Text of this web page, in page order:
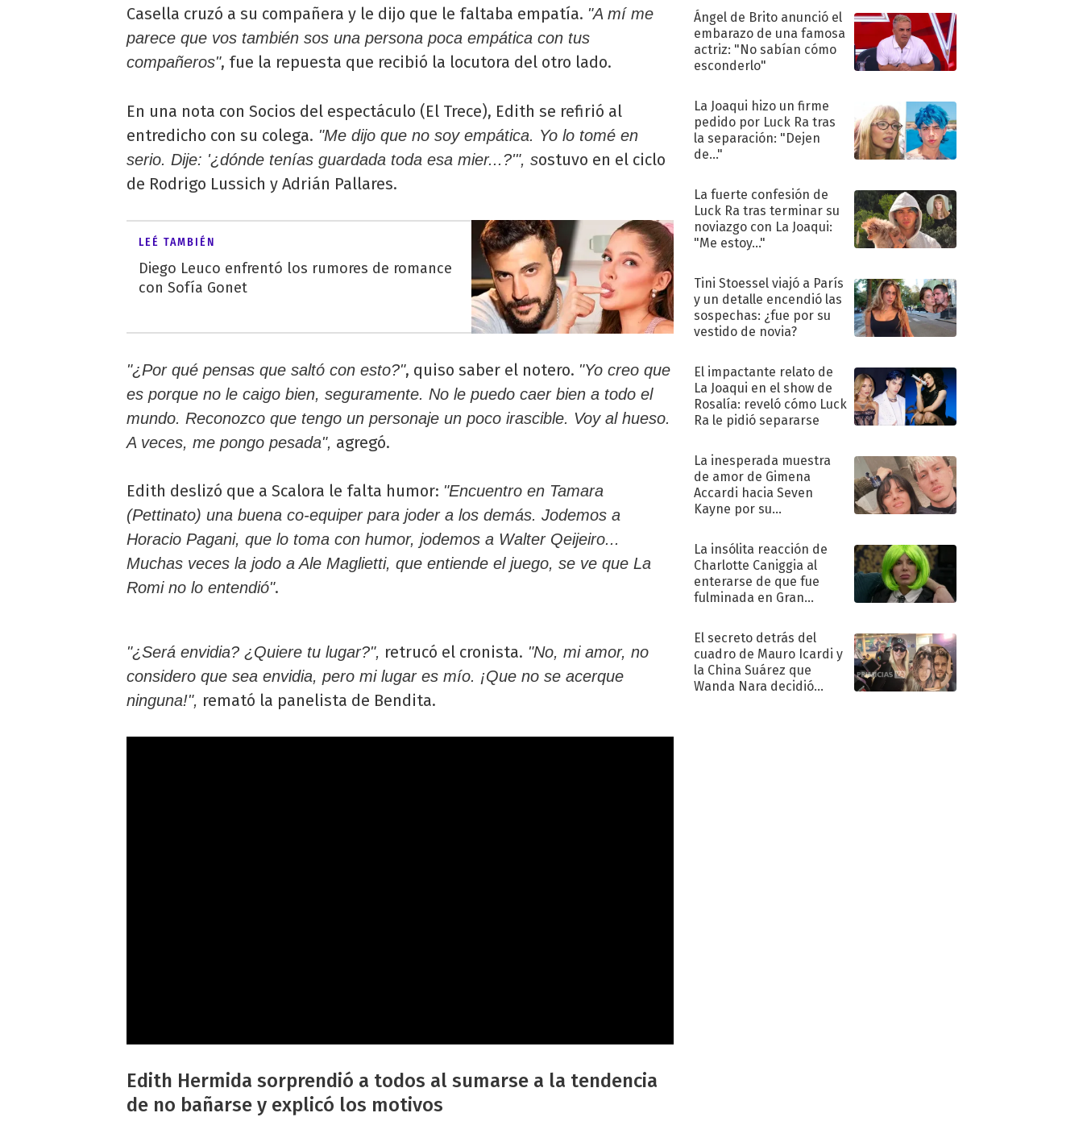
Casella cruzó a su compañera y le dijo que le faltaba empatía. "A mí me
parece que vos también sos una persona poca empática con tus
compañeros", fue la repuesta que recibió la locutora del otro lado.
En una nota con Socios del espectáculo (El Trece), Edith se refirió al
entredicho con su colega. "Me dijo que no soy empática. Yo lo tomé en
serio. Dije: '¿dónde tenías guardada toda esa mier...?'", sostuvo en el ciclo
de Rodrigo Lussich y Adrián Pallares.
LEÉ TAMBIÉN
Diego Leuco enfrentó los rumores de romance
con Sofía Gonet
"¿Por qué pensas que saltó con esto?", quiso saber el notero. "Yo creo que
es porque no le caigo bien, seguramente. No le puedo caer bien a todo el
mundo. Reconozco que tengo un personaje un poco irascible. Voy al hueso.
A veces, me pongo pesada", agregó.
Edith deslizó que a Scalora le falta humor: "Encuentro en Tamara
(Pettinato) una buena co-equiper para joder a los demás. Jodemos a
Horacio Pagani, que lo toma con humor, jodemos a Walter Qeijeiro...
Muchas veces la jodo a Ale Maglietti, que entiende el juego, se ve que La
Romi no lo entendió".
"¿Será envidia? ¿Quiere tu lugar?", retrucó el cronista. "No, mi amor, no
considero que sea envidia, pero mi lugar es mío. ¡Que no se acerque
ninguna!", remató la panelista de Bendita.
Edith Hermida sorprendió a todos al sumarse a la tendencia
de no bañarse y explicó los motivos
Ángel de Brito anunció el
embarazo de una famosa
actriz: "No sabían cómo
esconderlo"
La Joaqui hizo un firme
pedido por Luck Ra tras
la separación: "Dejen
de..."
La fuerte confesión de
Luck Ra tras terminar su
noviazgo con La Joaqui:
"Me estoy..."
Tini Stoessel viajó a París
y un detalle encendió las
sospechas: ¿fue por su
vestido de novia?
El impactante relato de
La Joaqui en el show de
Rosalía: reveló cómo Luck
Ra le pidió separarse
La inesperada muestra
de amor de Gimena
Accardi hacia Seven
Kayne por su
La insólita reacción de
Charlotte Caniggia al
enterarse de que fue
fulminada en Gran
El secreto detrás del
cuadro de Mauro Icardi y
la China Suárez que
Wanda Nara decidió